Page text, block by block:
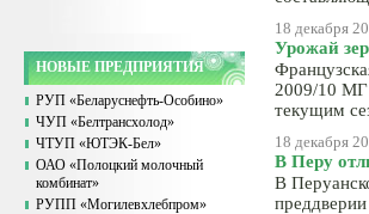
НОВЫЕ ПРЕДПРИЯТИЯ
РУП «Беларуснефть-Особино»
ЧУП «Белтрансхолод»
ЧТУП «ЮТЭК-Бел»
ОАО «Полоцкий молочный
комбинат»
РУПП «Могилевхлебпром»
18 декабря
Урожай
2009/10 МГ
текущим
18 декабря
В Перу
В